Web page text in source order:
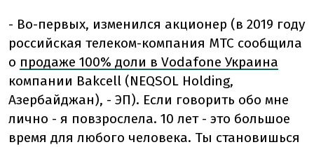
- Во-первых, изменился акционер (в 2019 году
российская телеком-компания МТС сообщила
о продаже 100% доли в Vodafone Украина
компании Bakcell (NEQSOL Holding,
Азербайджан), - ЭП). Если говорить обо мне
лично - я повзрослела. 10 лет - это большое
время для любого человека. Ты становишься